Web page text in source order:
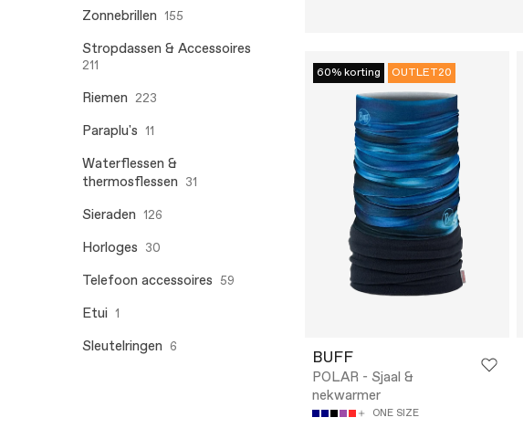
Zonnebrillen 155
Stropdassen & Accessoires
211
Riemen 223
Paraplu's 11
Waterflessen &
thermosflessen 31
Sieraden 126
Horloges 30
Telefoon accessoires 59
Etui 1
Sleutelringen 6
60% korting OUTLET20
BUFF
POLAR - Sjaal &
nekwarmer
ONE SIZE